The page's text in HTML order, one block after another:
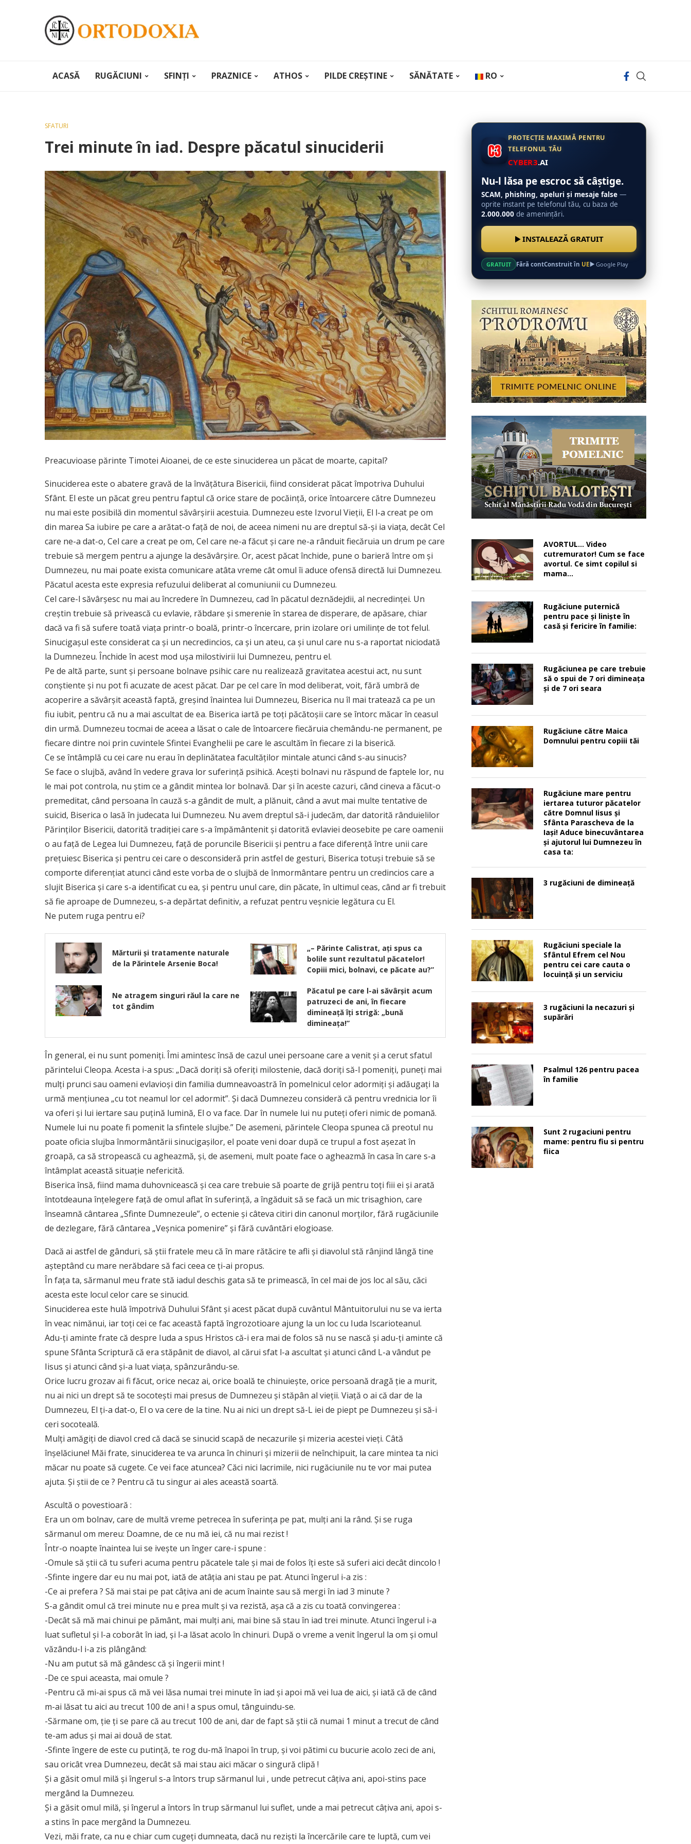
ACASĂ RUGĂCIUNI SFINȚI PRAZNICE ATHOS PILDE CREȘTINE SĂNĂTATE RO
SFATURI
Trei minute în iad. Despre păcatul sinuciderii
Preacuvioase părinte Timotei Aioanei, de ce este sinuciderea un păcat de moarte, capital?
Sinuciderea este o abatere gravă de la învăţătura Bisericii, fiind considerat păcat împotriva Duhului
Sfânt. El este un păcat greu pentru faptul că orice stare de pocăinţă, orice întoarcere către Dumnezeu
nu mai este posibilă din momentul săvârşirii acestuia. Dumnezeu este Izvorul Vieţii, El l-a creat pe om
din marea Sa iubire pe care a arătat-o faţă de noi, de aceea nimeni nu are dreptul să-şi ia viaţa, decât Cel
care ne-a dat-o, Cel care a creat pe om, Cel care ne-a făcut şi care ne-a rânduit fiecăruia un drum pe care
trebuie să mergem pentru a ajunge la desăvârşire. Or, acest păcat închide, pune o barieră între om şi
Dumnezeu, nu mai poate exista comunicare atâta vreme cât omul îi aduce ofensă directă lui Dumnezeu.
Păcatul acesta este expresia refuzului deliberat al comuniunii cu Dumnezeu.
Cel care-l săvârşesc nu mai au încredere în Dumnezeu, cad în păcatul deznădejdii, al necredinţei. Un
creştin trebuie să privească cu evlavie, răbdare şi smerenie în starea de disperare, de apăsare, chiar
dacă va fi să sufere toată viaţa printr-o boală, printr-o încercare, prin izolare ori umilinţe de tot felul.
Sinucigaşul este considerat ca şi un necredincios, ca şi un ateu, ca şi unul care nu s-a raportat niciodată
la Dumnezeu. Închide în acest mod uşa milostivirii lui Dumnezeu, pentru el.
Pe de altă parte, sunt şi persoane bolnave psihic care nu realizează gravitatea acestui act, nu sunt
conştiente şi nu pot fi acuzate de acest păcat. Dar pe cel care în mod deliberat, voit, fără umbră de
acoperire a săvârşit această faptă, greşind înaintea lui Dumnezeu, Biserica nu îl mai tratează ca pe un
fiu iubit, pentru că nu a mai ascultat de ea. Biserica iartă pe toţi păcătoşii care se întorc măcar în ceasul
din urmă. Dumnezeu tocmai de aceea a lăsat o cale de întoarcere fiecăruia chemându-ne permanent, pe
fiecare dintre noi prin cuvintele Sfintei Evanghelii pe care le ascultăm în fiecare zi la biserică.
Ce se întâmplă cu cei care nu erau în deplinătatea facultăţilor mintale atunci când s-au sinucis?
Se face o slujbă, având în vedere grava lor suferinţă psihică. Aceşti bolnavi nu răspund de faptele lor, nu
le mai pot controla, nu ştim ce a gândit mintea lor bolnavă. Dar şi în aceste cazuri, când cineva a făcut-o
premeditat, când persoana în cauză s-a gândit de mult, a plănuit, când a avut mai multe tentative de
suicid, Biserica o lasă în judecata lui Dumnezeu. Nu avem dreptul să-i judecăm, dar datorită rânduielilor
Părinţilor Bisericii, datorită tradiţiei care s-a împământenit şi datorită evlaviei deosebite pe care oamenii
o au faţă de Legea lui Dumnezeu, faţă de poruncile Bisericii şi pentru a face diferenţă între unii care
preţuiesc Biserica şi pentru cei care o desconsideră prin astfel de gesturi, Biserica totuşi trebuie să se
comporte diferenţiat atunci când este vorba de o slujbă de înmormântare pentru un credincios care a
slujit Biserica şi care s-a identificat cu ea, şi pentru unul care, din păcate, în ultimul ceas, când ar fi trebuit
să fie aproape de Dumnezeu, s-a depărtat definitiv, a refuzat pentru veşnicie legătura cu El.
Ne putem ruga pentru ei?
Mărturii și tratamente naturale
de la Părintele Arsenie Boca!
„– Părinte Calistrat, ați spus ca
bolile sunt rezultatul păcatelor!
Copiii mici, bolnavi, ce păcate au?”
Ne atragem singuri răul la care ne
tot gândim
Păcatul pe care l-ai săvârşit acum
patruzeci de ani, în fiecare
dimineaţă îţi strigă: „bună
dimineaţa!”
În general, ei nu sunt pomeniţi. Îmi amintesc însă de cazul unei persoane care a venit şi a cerut sfatul
părintelui Cleopa. Acesta i-a spus: „Dacă doriţi să oferiţi milostenie, dacă doriţi să-l pomeniţi, puneţi mai
mulţi prunci sau oameni evlavioşi din familia dumneavoastră în pomelnicul celor adormiţi şi adăugaţi la
urmă menţiunea „cu tot neamul lor cel adormit”. Şi dacă Dumnezeu consideră că pentru vrednicia lor îi
va oferi şi lui iertare sau puţină lumină, El o va face. Dar în numele lui nu puteţi oferi nimic de pomană.
Numele lui nu poate fi pomenit la sfintele slujbe.” De asemeni, părintele Cleopa spunea că preotul nu
poate oficia slujba înmormântării sinucigaşilor, el poate veni doar după ce trupul a fost aşezat în
groapă, ca să stropească cu agheazmă, şi, de asemeni, mult poate face o agheazmă în casa în care s-a
întâmplat această situaţie nefericită.
Biserica însă, fiind mama duhovnicească şi cea care trebuie să poarte de grijă pentru toţi fiii ei şi arată
întotdeauna înţelegere faţă de omul aflat în suferinţă, a îngăduit să se facă un mic trisaghion, care
înseamnă cântarea „Sfinte Dumnezeule”, o ectenie şi câteva citiri din canonul morţilor, fără rugăciunile
de dezlegare, fără cântarea „Veşnica pomenire” şi fără cuvântări elogioase.
Dacă ai astfel de gânduri, să știi fratele meu că în mare rătăcire te afli și diavolul stă rânjind lângă tine
așteptând cu mare nerăbdare să faci ceea ce ți-ai propus.
În fața ta, sărmanul meu frate stă iadul deschis gata să te primească, în cel mai de jos loc al său, căci
acesta este locul celor care se sinucid.
Sinuciderea este hulă împotrivă Duhului Sfânt și acest păcat după cuvântul Mântuitorului nu se va ierta
în veac nimănui, iar toți cei ce fac această faptă îngrozotioare ajung la un loc cu Iuda Iscarioteanul.
Adu-ți aminte frate că despre Iuda a spus Hristos că-i era mai de folos să nu se nască și adu-ți aminte că
spune Sfânta Scriptură că era stăpânit de diavol, al cărui sfat l-a ascultat și atunci când L-a vândut pe
Iisus și atunci când și-a luat viața, spânzurându-se.
Orice lucru grozav ai fi făcut, orice necaz ai, orice boală te chinuiește, orice persoană dragă ție a murit,
nu ai nici un drept să te socotești mai presus de Dumnezeu și stăpân al vieții. Viață o ai că dar de la
Dumnezeu, El ți-a dat-o, El o va cere de la tine. Nu ai nici un drept să-L iei de piept pe Dumnezeu și să-i
ceri socoteală.
Mulți amăgiți de diavol cred că dacă se sinucid scapă de necazurile și mizeria acestei vieți. Câtă
înșelăciune! Măi frate, sinuciderea te va arunca în chinuri și mizerii de neînchipuit, la care mintea ta nici
măcar nu poate să cugete. Ce vei face atuncea? Căci nici lacrimile, nici rugăciunile nu te vor mai putea
ajuta. Și știi de ce ? Pentru că tu singur ai ales această soartă.
Ascultă o povestioară :
Era un om bolnav, care de multă vreme petrecea în suferința pe pat, mulți ani la rând. Și se ruga
sărmanul om mereu: Doamne, de ce nu mă iei, că nu mai rezist !
Într-o noapte înaintea lui se ivește un înger care-i spune :
-Omule să știi că tu suferi acuma pentru păcatele tale și mai de folos îți este să suferi aici decât dincolo !
-Sfinte ingere dar eu nu mai pot, iată de atâția ani stau pe pat. Atunci îngerul i-a zis :
-Ce ai prefera ? Să mai stai pe pat câțiva ani de acum înainte sau să mergi în iad 3 minute ?
S-a gândit omul că trei minute nu e prea mult și va rezistă, așa că a zis cu toată convingerea :
-Decât să mă mai chinui pe pământ, mai mulți ani, mai bine să stau în iad trei minute. Atunci îngerul i-a
luat sufletul și l-a coborât în iad, și l-a lăsat acolo în chinuri. După o vreme a venit îngerul la om și omul
văzându-l i-a zis plângând:
-Nu am putut să mă gândesc că și îngerii mint !
-De ce spui aceasta, mai omule ?
-Pentru că mi-ai spus că mă vei lăsa numai trei minute în iad și apoi mă vei lua de aici, și iată că de când
m-ai lăsat tu aici au trecut 100 de ani ! a spus omul, tânguindu-se.
-Sărmane om, ție ți se pare că au trecut 100 de ani, dar de fapt să știi că numai 1 minut a trecut de când
te-am adus și mai ai două de stat.
-Sfinte îngere de este cu putință, te rog du-mă înapoi în trup, și voi pătimi cu bucurie acolo zeci de ani,
sau oricât vrea Dumnezeu, decât să mai stau aici măcar o singură clipă !
Și a găsit omul milă și îngerul s-a întors trup sărmanul lui , unde petrecut câțiva ani, apoi-stins pace
mergând la Dumnezeu.
Și a găsit omul milă, și îngerul a întors în trup sărmanul lui suflet, unde a mai petrecut câțiva ani, apoi s-
a stins în pace mergând la Dumnezeu.
Vezi, măi frate, ca nu e chiar cum cugeți dumneata, dacă nu reziști la încercările care te luptă, cum vei
PROTECȚIE MAXIMĂ PENTRU
TELEFONUL TĂU
CYBER3.AI
Nu-l lăsa pe escroc să câștige.
SCAM, phishing, apeluri și mesaje false —
oprite instant pe telefonul tău, cu baza de
2.000.000 de amenințări.
INSTALEAZĂ GRATUIT
GRATUIT Fără contConstruit în UE Google Play
AVORTUL… Video
cutremurator! Cum se face
avortul. Ce simt copilul si
mama…
Rugăciune puternică
pentru pace şi linişte în
casă şi fericire în familie:
Rugăciunea pe care trebuie
să o spui de 7 ori dimineața
și de 7 ori seara
Rugăciune către Maica
Domnului pentru copiii tăi
Rugăciune mare pentru
iertarea tuturor păcatelor
către Domnul Iisus şi
Sfânta Parascheva de la
Iaşi! Aduce binecuvântarea
şi ajutorul lui Dumnezeu în
casa ta:
3 rugăciuni de dimineață
Rugăciuni speciale la
Sfântul Efrem cel Nou
pentru cei care cauta o
locuinţă şi un serviciu
3 rugăciuni la necazuri și
supărări
Psalmul 126 pentru pacea
în familie
Sunt 2 rugaciuni pentru
mame: pentru fiu si pentru
fiica